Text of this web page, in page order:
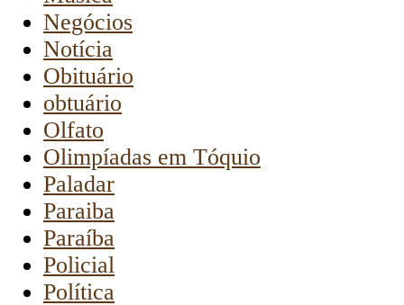
Negócios
Notícia
Obituário
obtuário
Olfato
Olimpíadas em Tóquio
Paladar
Paraiba
Paraíba
Policial
Política